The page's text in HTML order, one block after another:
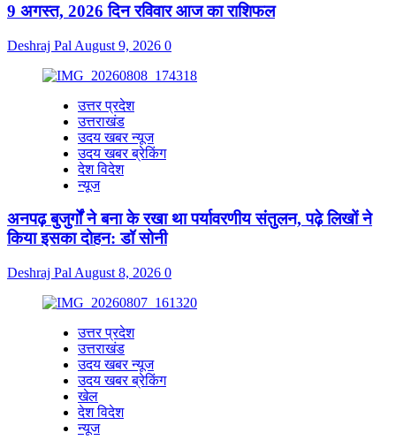
9 अगस्त, 2026 दिन रविवार आज का राशिफल
Deshraj Pal August 9, 2026 0
उत्तर प्रदेश
उत्तराखंड
उदय खबर न्यूज
उदय खबर ब्रेकिंग
देश विदेश
न्यूज
अनपढ़ बुजुर्गों ने बना के रखा था पर्यावरणीय संतुलन, पढ़े लिखों ने
किया इसका दोहन: डॉ सोनी
Deshraj Pal August 8, 2026 0
उत्तर प्रदेश
उत्तराखंड
उदय खबर न्यूज
उदय खबर ब्रेकिंग
खेल
देश विदेश
न्यूज